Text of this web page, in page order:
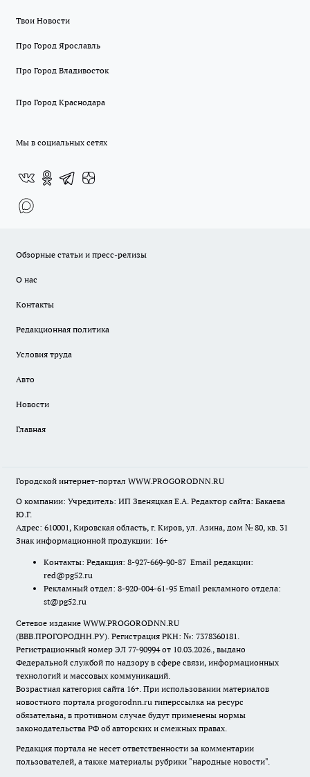
Твои Новости
Про Город Ярославль
Про Город Владивосток
Про Город Краснодара
Мы в социальных сетях
Обзорные статьи и пресс-релизы
О нас
Контакты
Редакционная политика
Условия труда
Авто
Новости
Главная
Городской интернет-портал WWW.PROGORODNN.RU
О компании: Учредитель: ИП Звеняцкая Е.А. Редактор сайта: Бакаева
Ю.Г.
Адрес: 610001, Кировская область, г. Киров, ул. Азина, дом № 80, кв. 31
Знак информационной продукции: 16+
Контакты: Редакция: 8-927-669-90-87 Email редакции:
red@pg52.ru
Рекламный отдел: 8-920-004-61-95 Email рекламного отдела:
st@pg52.ru
Сетевое издание WWW.PROGORODNN.RU
(ВВВ.ПРОГОРОДНН.РУ). Регистрация РКН: №: 7378360181.
Регистрационный номер ЭЛ 77-90994 от 10.03.2026., выдано
Федеральной службой по надзору в сфере связи, информационных
технологий и массовых коммуникаций.
Возрастная категория сайта 16+. При использовании материалов
новостного портала progorodnn.ru гиперссылка на ресурс
обязательна, в противном случае будут применены нормы
законодательства РФ об авторских и смежных правах.
Редакция портала не несет ответственности за комментарии
пользователей, а также материалы рубрики "народные новости".